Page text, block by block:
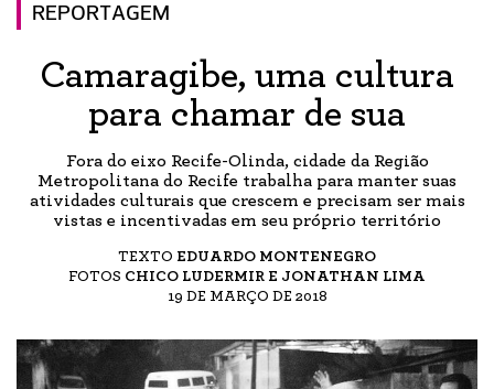
REPORTAGEM
Camaragibe, uma cultura
para chamar de sua
Fora do eixo Recife-Olinda, cidade da Região
Metropolitana do Recife trabalha para manter suas
atividades culturais que crescem e precisam ser mais
vistas e incentivadas em seu próprio território
TEXTO EDUARDO MONTENEGRO
FOTOS CHICO LUDERMIR E JONATHAN LIMA
19 DE MARÇO DE 2018